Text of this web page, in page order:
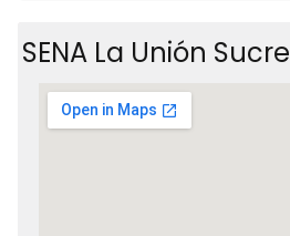
SENA La Unión Sucre